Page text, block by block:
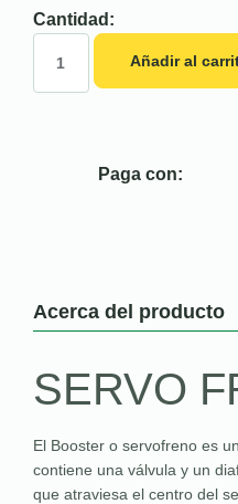
Cantidad:
Añadir al
Paga con:
Acerca del producto
SERVO
El Booster o servofreno es
contiene una válvula y un
que atraviesa el centro del